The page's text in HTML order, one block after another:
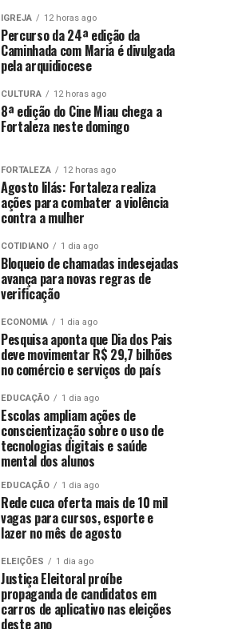
IGREJA 12 horas ago
Percurso da 24ª edição da
Caminhada com Maria é divulgada
pela arquidiocese
CULTURA 12 horas ago
8ª edição do Cine Miau chega a
Fortaleza neste domingo
FORTALEZA 12 horas ago
Agosto lilás: Fortaleza realiza
ações para combater a violência
contra a mulher
COTIDIANO 1 dia ago
Bloqueio de chamadas indesejadas
avança para novas regras de
verificação
ECONOMIA 1 dia ago
Pesquisa aponta que Dia dos Pais
deve movimentar R$ 29,7 bilhões
no comércio e serviços do país
EDUCAÇÃO 1 dia ago
Escolas ampliam ações de
conscientização sobre o uso de
tecnologias digitais e saúde
mental dos alunos
EDUCAÇÃO 1 dia ago
Rede cuca oferta mais de 10 mil
vagas para cursos, esporte e
lazer no mês de agosto
ELEIÇÕES 1 dia ago
Justiça Eleitoral proíbe
propaganda de candidatos em
carros de aplicativo nas eleições
deste ano